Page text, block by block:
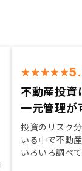
不動産投資
一元管理が
投資のリスク
いる中で不動
いろいろ調べ